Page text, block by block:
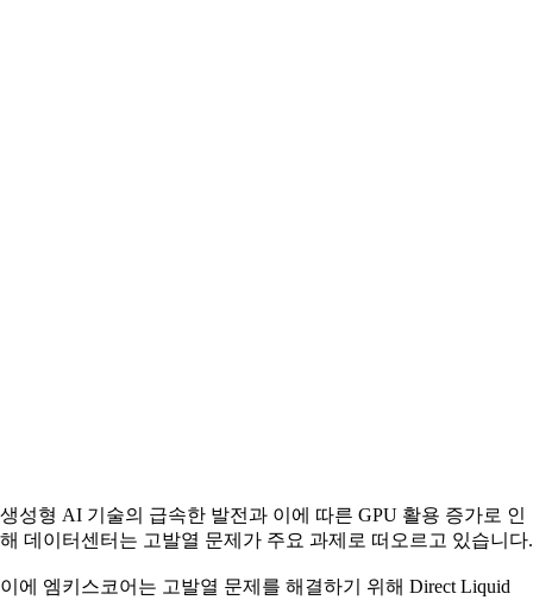
생성형 AI 기술의 급속한 발전과 이에 따른 GPU 활용 증가로 인
해 데이터센터는 고발열 문제가 주요 과제로 떠오르고 있습니다.
이에 엠키스코어는 고발열 문제를 해결하기 위해 Direct Liquid